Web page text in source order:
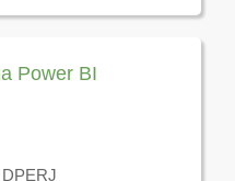
até 31 de dezembro de
Power BI